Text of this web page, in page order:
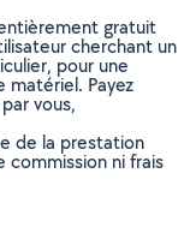
gratuit
cherchant un
pour une
matériel. Payez
vous,
de la prestation
commission ni frais